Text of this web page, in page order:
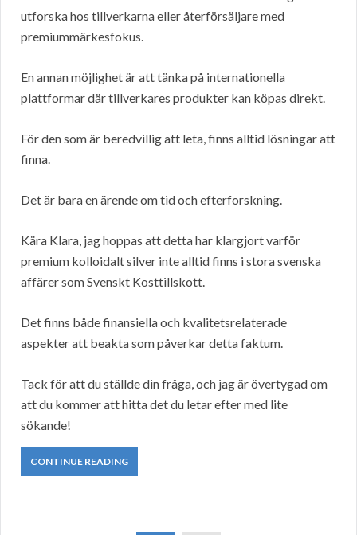
utforska hos tillverkarna eller återförsäljare med
premiummärkesfokus.
En annan möjlighet är att tänka på internationella
plattformar där tillverkares produkter kan köpas direkt.
För den som är beredvillig att leta, finns alltid lösningar att
finna.
Det är bara en ärende om tid och efterforskning.
Kära Klara, jag hoppas att detta har klargjort varför
premium kolloidalt silver inte alltid finns i stora svenska
affärer som Svenskt Kosttillskott.
Det finns både finansiella och kvalitetsrelaterade
aspekter att beakta som påverkar detta faktum.
Tack för att du ställde din fråga, och jag är övertygad om
att du kommer att hitta det du letar efter med lite
sökande!
CONTINUE READING